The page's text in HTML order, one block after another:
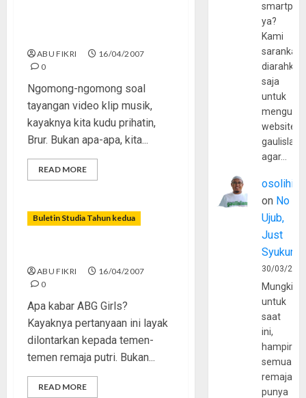
ABU FIKRI
16/04/2007
0
Ngomong-ngomong soal
tayangan video klip musik,
kayaknya kita kudu prihatin,
Brur. Bukan apa-apa, kita...
READ MORE
Buletin Studia Tahun kedua
ABU FIKRI
16/04/2007
0
Apa kabar ABG Girls?
Kayaknya pertanyaan ini layak
dilontarkan kepada temen-
temen remaja putri. Bukan...
READ MORE
ya?
Kami
sarankan,
diarahkan
saja
untuk
website
agar…
osolihin
on No
Ujub,
Just
Syukur
30/03/
Mungkin
untuk
saat
ini,
hampir
semua
remaja
punya